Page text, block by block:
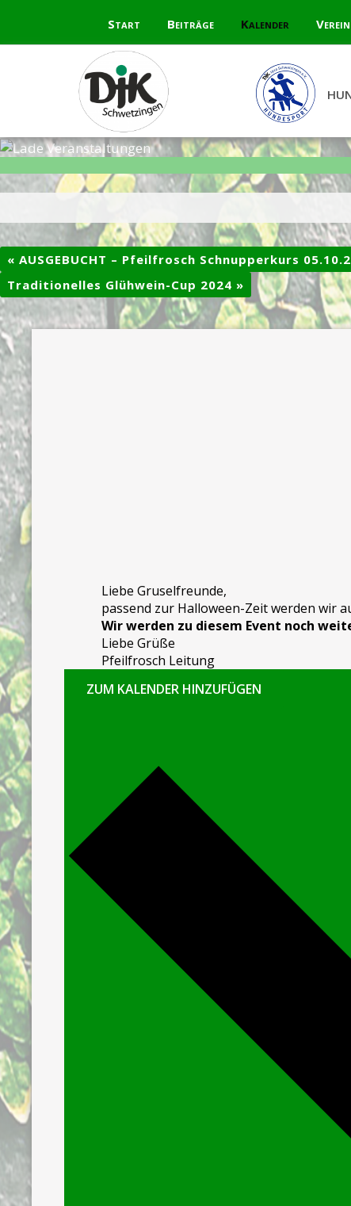
content
Start Beiträge Kalender Verein
« AUSGEBUCHT – Pfeilfrosch Schnupperkurs
Traditionelles Glühwein-Cup 2024 »
Liebe Gruselfreunde,
passend zur Halloween-Zeit werden wir
Wir werden zu diesem Event noch
Liebe Grüße
Pfeilfrosch Leitung
ZUM KALENDER HINZUFÜGEN